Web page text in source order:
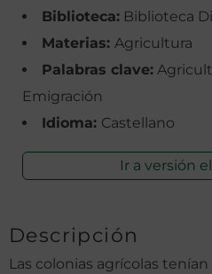
Biblioteca: Biblioteca
Materias: Agricultura
Palabras clave:
Emigración
Idioma: Castellano
Ir a versión
Descripción
Las colonias agrícolas